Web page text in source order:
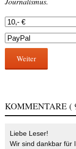
Weiter
KOMMENTARE (
Liebe Leser!
Wir sind dankbar für